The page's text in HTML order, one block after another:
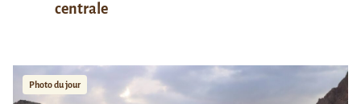
centrale
Photo du jour